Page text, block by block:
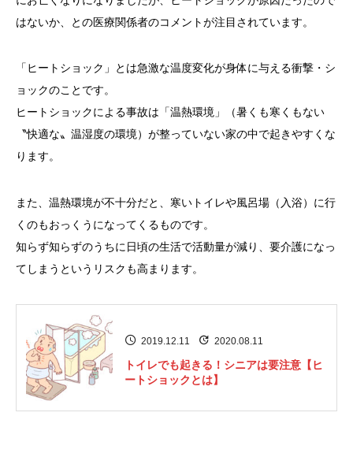
はないか、との医療関係者のコメントが注目されています。
「ヒートショック」とは急激な温度変化が身体に与える衝撃・シ
ョックのことです。
ヒートショックによる事故は「温熱環境」（暑くも寒くもない
〝快適な〟温湿度の環境）が整っていない家の中で起きやすくな
ります。
また、温熱環境が不十分だと、寒いトイレや風呂場（入浴）に行
くのもおっくうになってくるものです。
知らず知らずのうちに日頃の生活で活動量が減り、要介護になっ
てしまうというリスクも高まります。
2019.12.11 2020.08.11
トイレでも起きる！シニアは要注意【ヒ
ートショックとは】